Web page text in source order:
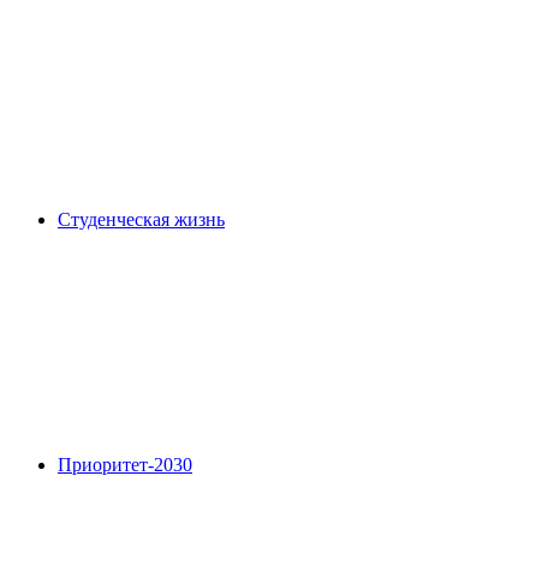
Студенческая жизнь
Приоритет-2030